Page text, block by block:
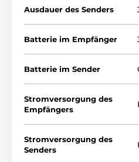
Ausdauer des Senders
Batterie im Empfänger
Batterie im Sender
Stromversorgung des
Empfängers
Stromversorgung des
Senders